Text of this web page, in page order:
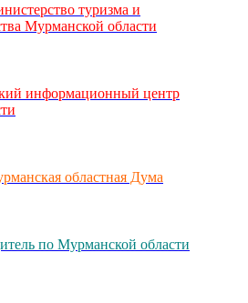
туризма и
Мурманской области
информационный центр
областная Дума
по Мурманской области